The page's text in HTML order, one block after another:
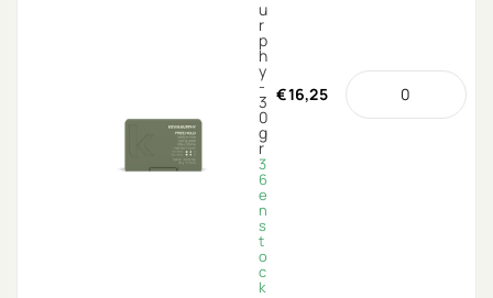
u
r
p
h
y
-
3
0
g
r
3
6
e
n
s
t
o
c
k
€16,25